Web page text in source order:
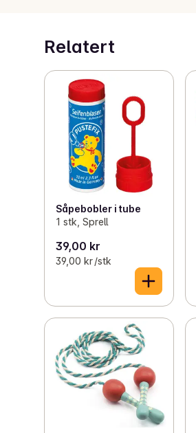
Relatert
Såpebobler i tube
1 stk, Sprell
39,00 kr
39,00 kr /stk